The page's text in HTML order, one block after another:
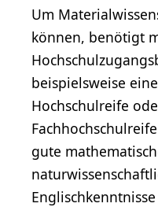
Um
können, benötigt
beispielsweise
Hochschulreife
gute